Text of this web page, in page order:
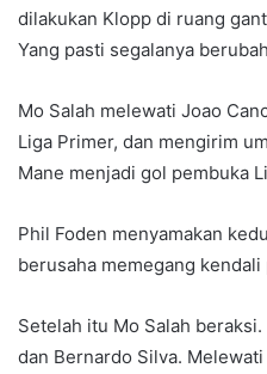
dilakukan Klopp di ruang
Yang pasti segalanya
Mo Salah melewati Joao
Liga Primer, dan mengirim
Mane menjadi gol pembuka
Phil Foden menyamakan
berusaha memegang
Setelah itu Mo Salah
dan Bernardo Silva.